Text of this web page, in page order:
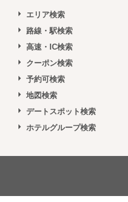
エリア検索
路線・駅検索
高速・IC検索
クーポン検索
予約可検索
地図検索
デートスポット検索
ホテルグループ検索